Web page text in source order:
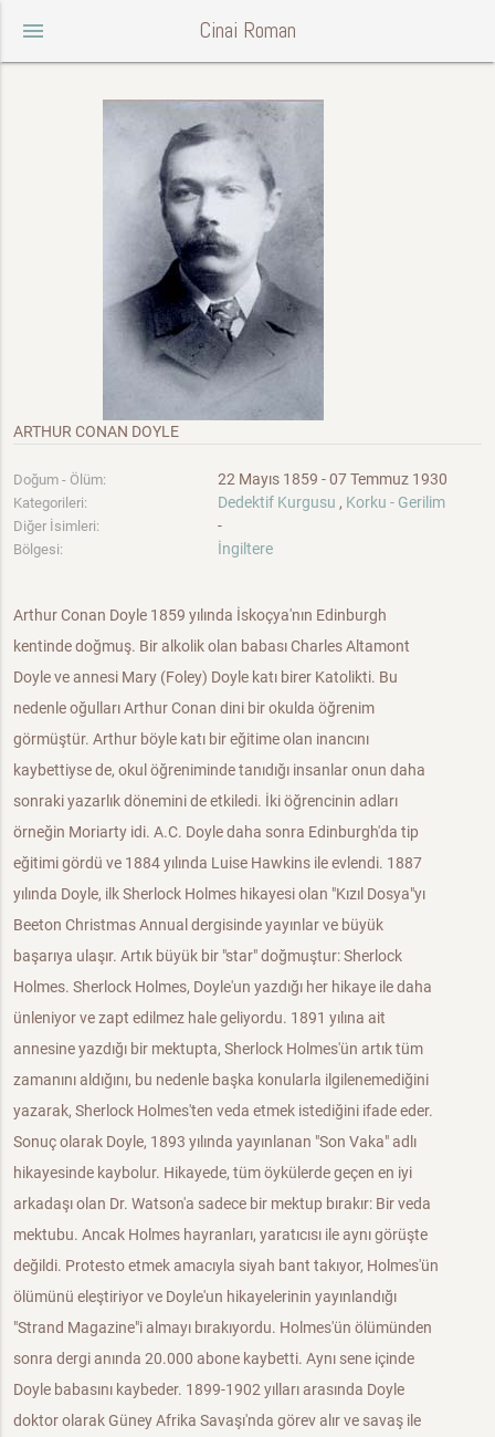
menu Cinai Roman
ARTHUR CONAN DOYLE
Doğum - Ölüm: 22 Mayıs 1859 - 07 Temmuz 1930
Kategorileri: Dedektif Kurgusu , Korku - Gerilim
Diğer İsimleri: -
Bölgesi: İngiltere
Arthur Conan Doyle 1859 yılında İskoçya'nın Edinburgh
kentinde doğmuş. Bir alkolik olan babası Charles Altamont
Doyle ve annesi Mary (Foley) Doyle katı birer Katolikti. Bu
nedenle oğulları Arthur Conan dini bir okulda öğrenim
görmüştür. Arthur böyle katı bir eğitime olan inancını
kaybettiyse de, okul öğreniminde tanıdığı insanlar onun daha
sonraki yazarlık dönemini de etkiledi. İki öğrencinin adları
örneğin Moriarty idi. A.C. Doyle daha sonra Edinburgh'da tip
eğitimi gördü ve 1884 yılında Luise Hawkins ile evlendi. 1887
yılında Doyle, ilk Sherlock Holmes hikayesi olan "Kızıl Dosya"yı
Beeton Christmas Annual dergisinde yayınlar ve büyük
başarıya ulaşır. Artık büyük bir "star" doğmuştur: Sherlock
Holmes. Sherlock Holmes, Doyle'un yazdığı her hikaye ile daha
ünleniyor ve zapt edilmez hale geliyordu. 1891 yılına ait
annesine yazdığı bir mektupta, Sherlock Holmes'ün artık tüm
zamanını aldığını, bu nedenle başka konularla ilgilenemediğini
yazarak, Sherlock Holmes'ten veda etmek istediğini ifade eder.
Sonuç olarak Doyle, 1893 yılında yayınlanan "Son Vaka" adlı
hikayesinde kaybolur. Hikayede, tüm öykülerde geçen en iyi
arkadaşı olan Dr. Watson'a sadece bir mektup bırakır: Bir veda
mektubu. Ancak Holmes hayranları, yaratıcısı ile aynı görüşte
değildi. Protesto etmek amacıyla siyah bant takıyor, Holmes'ün
ölümünü eleştiriyor ve Doyle'un hikayelerinin yayınlandığı
"Strand Magazine"i almayı bırakıyordu. Holmes'ün ölümünden
sonra dergi anında 20.000 abone kaybetti. Aynı sene içinde
Doyle babasını kaybeder. 1899-1902 yılları arasında Doyle
doktor olarak Güney Afrika Savaşı'nda görev alır ve savaş ile